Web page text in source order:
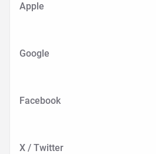
Apple
Google
Facebook
X / Twitter